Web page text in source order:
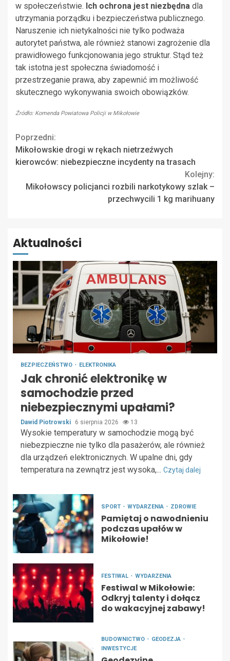
w społeczeństwie. Ich ochrona jest niezbędna dla
utrzymania porządku i bezpieczeństwa publicznego.
Naruszenie ich nietykalności nie tylko podważa
autorytet państwa, ale również stanowi zagrożenie dla
prawidłowego funkcjonowania jego struktur. Stąd też
tak istotna jest społeczna świadomość i
przestrzeganie prawa, aby zapewnić im możliwość
skutecznego wykonywania swoich obowiązków.
Źródło: Komenda Powiatowa Policji w Mikołowie
Continue
Reading
Poprzedni:
Mikołowskie drogi w rękach nietrzeźwych
kierowców: niebezpieczne incydenty na trasach
Kolejny:
Mikołowscy policjanci rozbili narkotykowy szlak –
przechwycili 1 kg marihuany
Aktualności
BEZPIECZEŃSTWO ELEKTRONIKA
Jak chronić elektronikę w
samochodzie przed
niebezpiecznymi upałami?
Dawid Piotrowski 6 sierpnia 2026 13
Wysokie temperatury w samochodzie mogą być
niebezpieczne nie tylko dla pasażerów, ale również
dla urządzeń elektronicznych. W upalne dni, gdy
temperatura na zewnątrz jest wysoka,... Czytaj dalej
SPORT WYDARZENIA ZDROWIE
Pamiętaj o nawodnieniu
podczas upałów w
Mikołowie!
FESTIWAL WYDARZENIA
Festiwal w Mikołowie:
Odkryj talenty i dołącz
do wakacyjnej zabawy!
BUDOWNICTWO
GEODEZJA
INWESTYCJE